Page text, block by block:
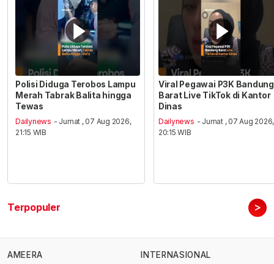
Polisi Diduga Terobos Lampu
Merah Tabrak Balita hingga
Tewas
Dailynews - Jumat , 07 Aug 2026,
21:15 WIB
Viral Pegawai P3K Bandung
Barat Live TikTok di Kantor
Dinas
Dailynews - Jumat , 07 Aug 2026,
20:15 WIB
Terpopuler >
AMEERA INTERNASIONAL